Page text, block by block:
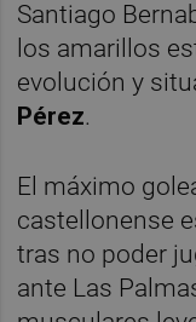
Santiago
los amarillos
evolución y
Pérez.
El máximo
castellonense
tras no poder
ante Las